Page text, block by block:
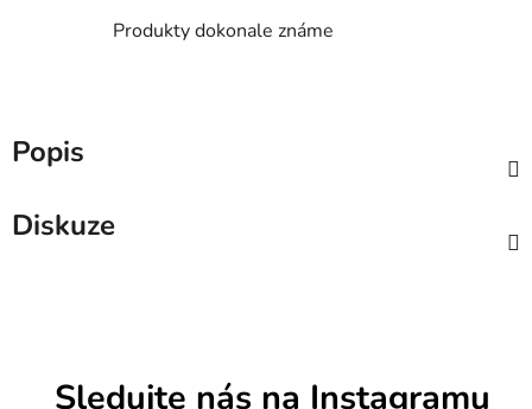
Produkty dokonale známe
Popis
Diskuze
Sledujte nás na Instagramu